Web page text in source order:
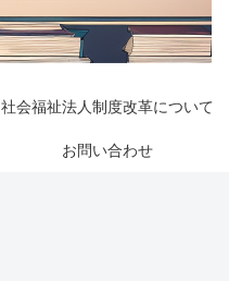
社会福祉法人制度改革について
お問い合わせ